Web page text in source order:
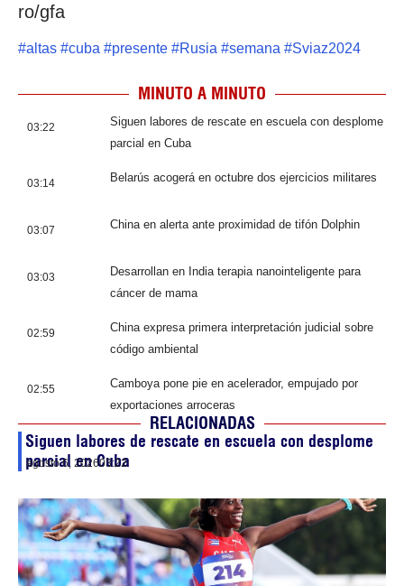
ro/gfa
#altas #cuba #presente #Rusia #semana #Sviaz2024
MINUTO A MINUTO
03:22
Siguen labores de rescate en escuela con desplome
parcial en Cuba
03:14 Belarús acogerá en octubre dos ejercicios militares
03:07 China en alerta ante proximidad de tifón Dolphin
03:03
Desarrollan en India terapia nanointeligente para
cáncer de mama
02:59
China expresa primera interpretación judicial sobre
código ambiental
02:55
Camboya pone pie en acelerador, empujado por
exportaciones arroceras
RELACIONADAS
Siguen labores de rescate en escuela con desplome
parcial en Cuba
agosto 6, 202603:22